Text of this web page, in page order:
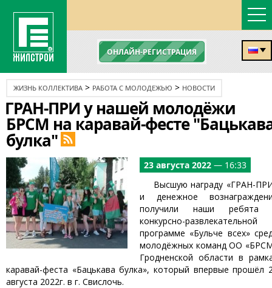
ОНЛАЙН-РЕГИСТРАЦИЯ
ЖИЗНЬ КОЛЛЕКТИВА > РАБОТА С МОЛОДЕЖЬЮ > НОВОСТИ
ГРАН-ПРИ у нашей молодёжи
БРСМ на каравай-фесте
булка"
23 августа 2022 — 16:33
Высшую награду «ГРАН-
и денежное
получили наши ребята
конкурсно-развлекательной
программе «Бульче всех»
молодёжных команд ОО
Гродненской области в
каравай-феста «Бацькава булка», который впервые прошёл
августа 2022г. в г. Свислочь.